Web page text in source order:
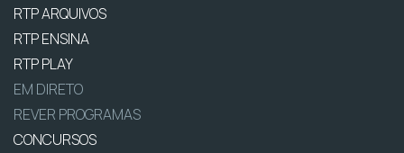
RTP ARQUIVOS
RTP ENSINA
RTP PLAY
EM DIRETO
REVER PROGRAMAS
CONCURSOS